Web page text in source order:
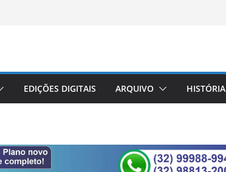
EDIÇÕES DIGITAIS ARQUIVO HISTÓRIA